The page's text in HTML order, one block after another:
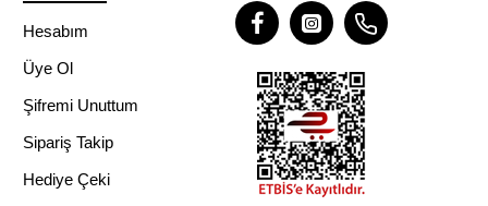
Hesabım
Üye Ol
Şifremi Unuttum
Sipariş Takip
Hediye Çeki